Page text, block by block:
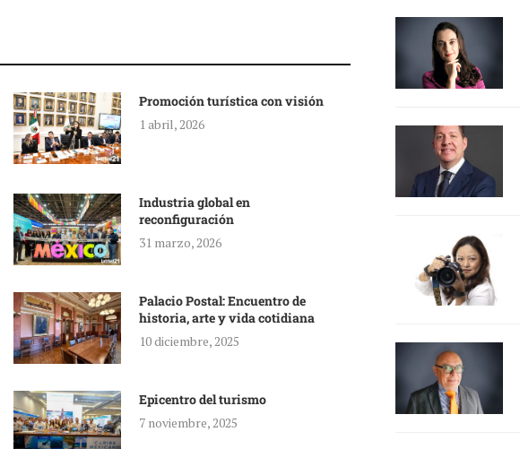
Promoción turística con visión
1 abril, 2026
Industria global en
reconfiguración
31 marzo, 2026
Palacio Postal: Encuentro de
historia, arte y vida cotidiana
10 diciembre, 2025
Epicentro del turismo
7 noviembre, 2025